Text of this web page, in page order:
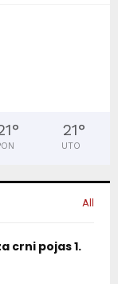
° 21°
UTO
All
crni pojas 1.